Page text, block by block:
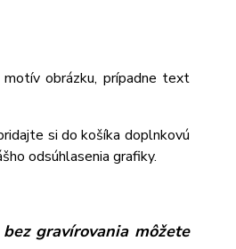
obrázku, prípadne text
si do košíka doplnkovú
odsúhlasenia grafiky.
gravírovania môžete